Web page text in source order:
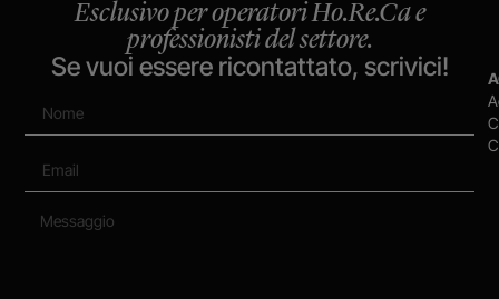
Esclusivo per operatori Ho.Re.Ca e
professionisti del settore.
Se vuoi essere ricontattato, scrivici!